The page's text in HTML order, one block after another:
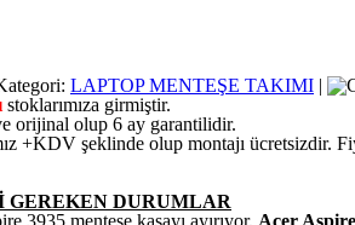
LAPTOP MENTEŞE TAKIMI |
stoklarımıza girmiştir.
orijinal olup 6 ay garantilidir.
+KDV şeklinde olup montajı ücretsizdir.
DURUMLAR
3935 menteşe kasayı ayırıyor, Acer